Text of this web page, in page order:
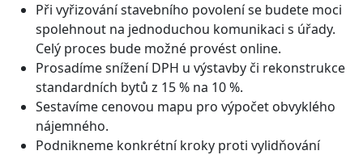
Při vyřizování stavebního povolení se budete moci
spolehnout na jednoduchou komunikaci s úřady.
Celý proces bude možné provést online.
Prosadíme snížení DPH u výstavby či rekonstrukce
standardních bytů z 15 % na 10 %.
Sestavíme cenovou mapu pro výpočet obvyklého
nájemného.
Podnikneme konkrétní kroky proti vylidňování